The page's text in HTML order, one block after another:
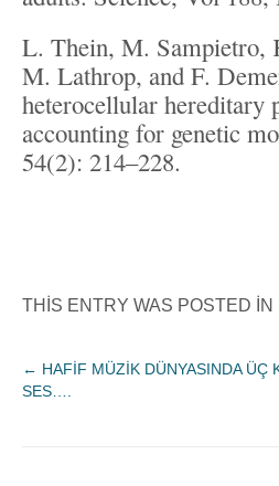
L. Thein, M. Sampietro,
M. Lathrop, and F.
heterocellular hereditary
accounting for genetic
54(2): 214–228.
THIS ENTRY WAS POSTED IN
← HAFİF MÜZİK DÜNYASINDA ÜÇ
SES….